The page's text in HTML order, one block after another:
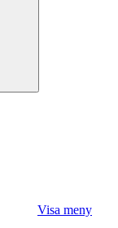
Visa meny